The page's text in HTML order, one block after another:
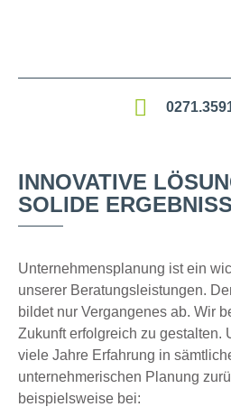
INNOVATIVE
SOLIDE
Unternehmensplanung ist ein
unserer Beratungsleistungen.
bildet nur Vergangenes ab. Wir
Zukunft erfolgreich zu gestalten.
viele Jahre Erfahrung in
unternehmerischen Planung
beispielsweise bei: